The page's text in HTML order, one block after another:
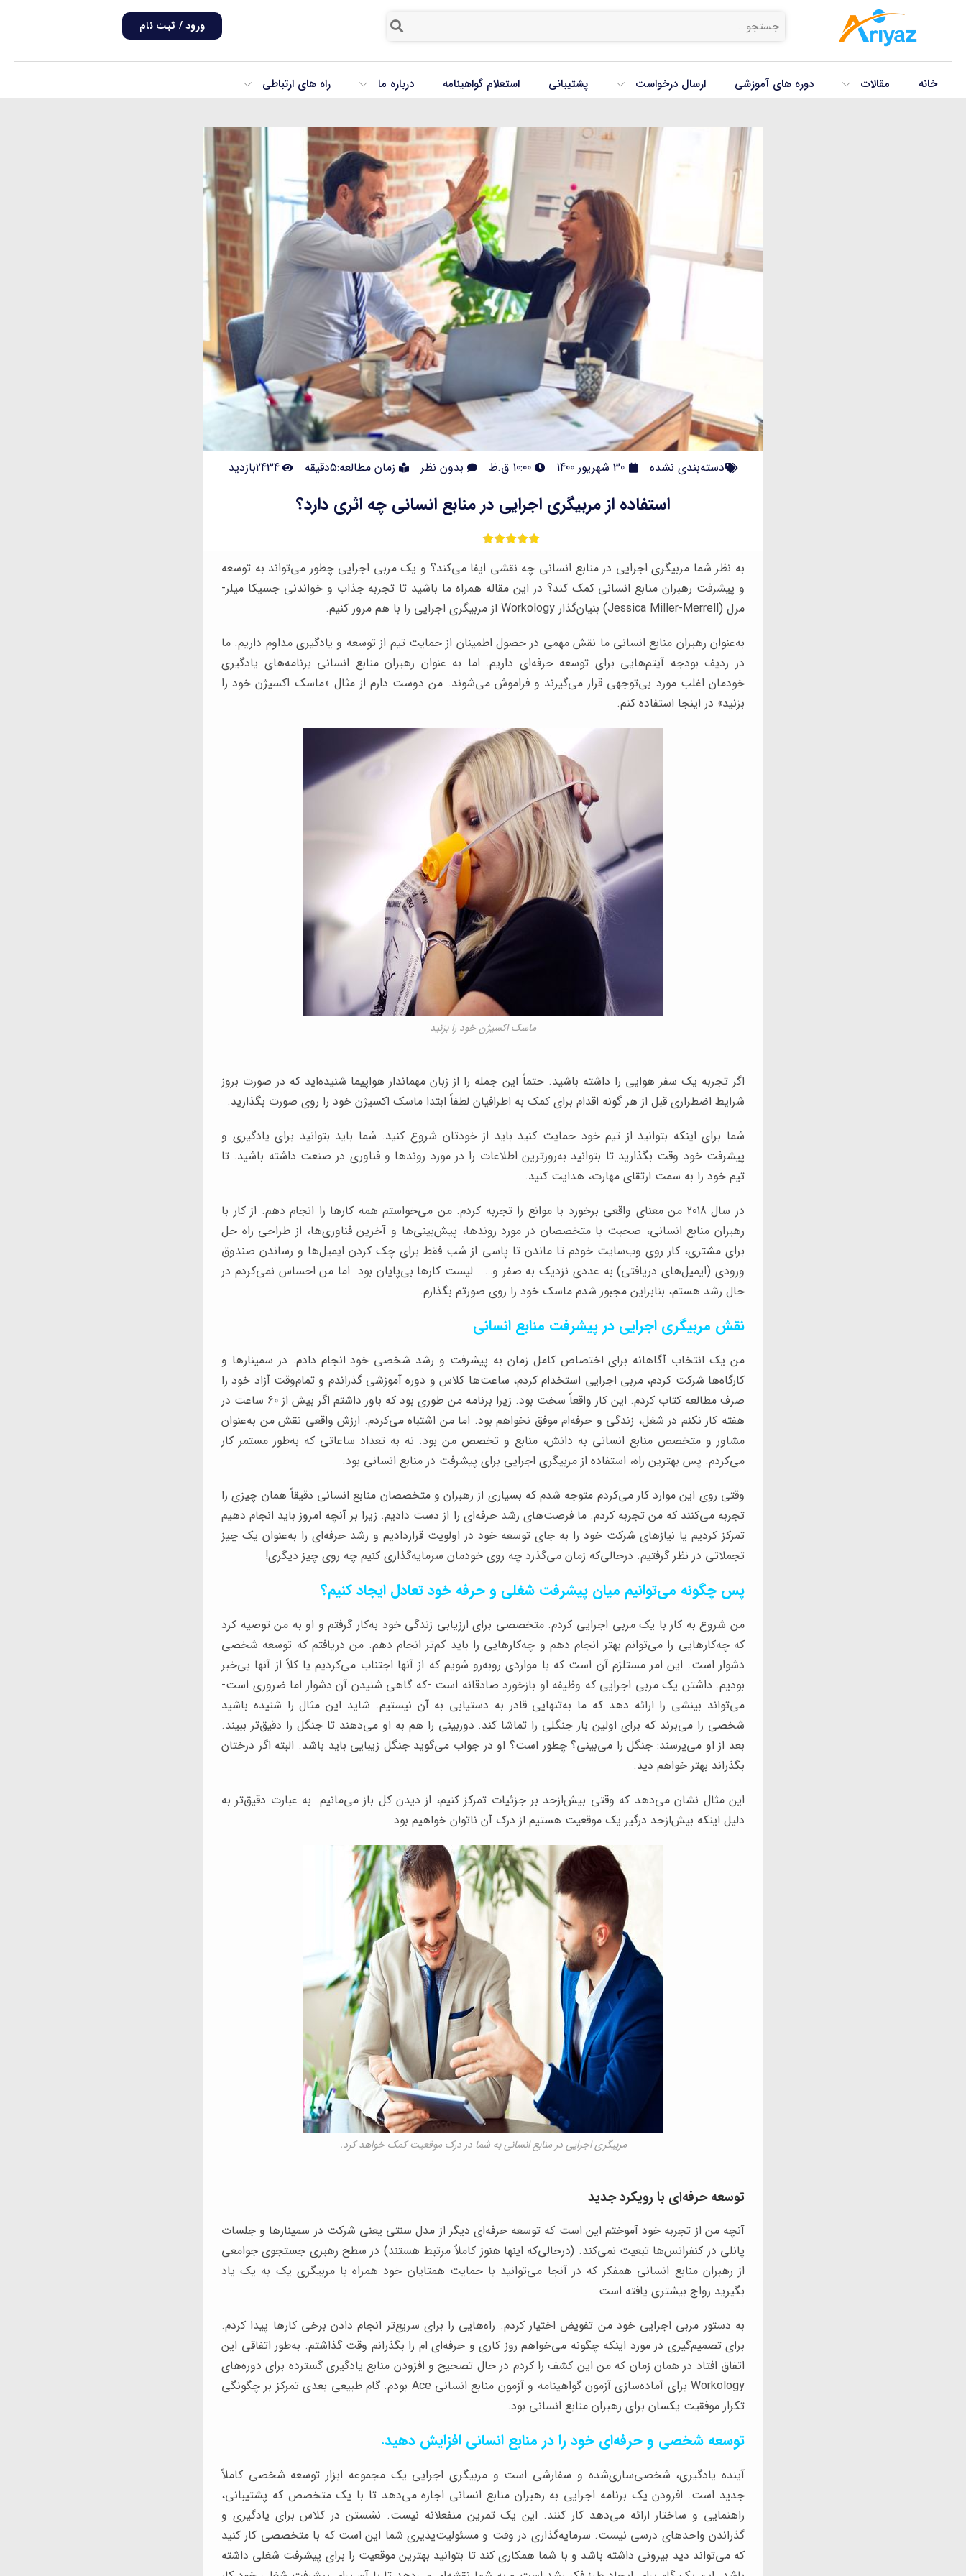
ورود / ثبت نام
خانه مقالات دوره های آموزشی ارسال درخواست پشتیبانی استعلام گواهینامه درباره ما راه های ارتباطی
دسته‌بندی نشده 30 شهریور 1400 10:00 ق.ظ بدون نظر زمان مطالعه:5دقیقه 2434بازدید
استفاده از مربیگری اجرایی در منابع انسانی چه اثری دارد؟
به نظر شما مربیگری اجرایی در منابع انسانی چه نقشی ایفا می‌کند؟ و یک مربی اجرایی چطور می‌تواند به توسعه
و پیشرفت رهبران منابع انسانی کمک کند؟ در این مقاله همراه ما باشید تا تجربه جذاب و خواندنی جسیکا میلر-
مرل (Jessica Miller-Merrell) بنیان‌گذار Workology از مربیگری اجرایی را با هم مرور کنیم.
به‌عنوان رهبران منابع انسانی ما نقش مهمی در حصول اطمینان از حمایت تیم از توسعه و یادگیری مداوم داریم. ما
در ردیف بودجه آیتم‌هایی برای توسعه حرفه‌ای داریم. اما به عنوان رهبران منابع انسانی برنامه‌های یادگیری
خودمان اغلب مورد بی‌توجهی قرار می‌گیرند و فراموش می‌شوند. من دوست دارم از مثال «ماسک اکسیژن خود را
بزنید» در اینجا استفاده کنم.
ماسک اکسیژن خود را بزنید
اگر تجربه یک سفر هوایی را داشته باشید. حتماً این جمله را از زبان مهماندار هواپیما شنیده‌اید که در صورت بروز
شرایط اضطراری قبل از هر گونه اقدام برای کمک به اطرافیان لطفاً ابتدا ماسک اکسیژن خود را روی صورت بگذارید.
شما برای اینکه بتوانید از تیم خود حمایت کنید باید از خودتان شروع کنید. شما باید بتوانید برای یادگیری و
پیشرفت خود وقت بگذارید تا بتوانید به‌روزترین اطلاعات را در مورد روندها و فناوری در صنعت داشته باشید. تا
تیم خود را به سمت ارتقای مهارت، هدایت کنید.
در سال 2018 من معنای واقعی برخورد با موانع را تجربه کردم. من می‌خواستم همه کارها را انجام دهم. از کار با
رهبران منابع انسانی، صحبت با متخصصان در مورد روندها، پیش‌بینی‌ها و آخرین فناوری‌ها، از طراحی راه حل
برای مشتری، کار روی وب‌سایت خودم تا ماندن تا پاسی از شب فقط برای چک کردن ایمیل‌ها و رساندن صندوق
ورودی (ایمیل‌های دریافتی) به عددی نزدیک به صفر و… . لیست کارها بی‌پایان بود. اما من احساس نمی‌کردم در
حال رشد هستم، بنابراین مجبور شدم ماسک خود را روی صورتم بگذارم.
نقش مربیگری اجرایی در پیشرفت منابع انسانی
من یک انتخاب آگاهانه برای اختصاص کامل زمان به پیشرفت و رشد شخصی خود انجام دادم. در سمینارها و
کارگاه‌ها شرکت کردم، مربی اجرایی استخدام کردم، ساعت‌ها کلاس و دوره آموزشی گذراندم و تمام‌وقت آزاد خود را
صرف مطالعه کتاب کردم. این کار واقعاً سخت بود. زیرا برنامه من طوری بود که باور داشتم اگر بیش از 60 ساعت در
هفته کار نکنم در شغل، زندگی و حرفه‌ام موفق نخواهم بود. اما من اشتباه می‌کردم. ارزش واقعی نقش من به‌عنوان
مشاور و متخصص منابع انسانی به دانش، منابع و تخصص من بود. نه به تعداد ساعاتی که به‌طور مستمر کار
می‌کردم. پس بهترین راه، استفاده از مربیگری اجرایی برای پیشرفت در منابع انسانی بود.
وقتی روی این موارد کار می‌کردم متوجه شدم که بسیاری از رهبران و متخصصان منابع انسانی دقیقاً همان چیزی را
تجربه می‌کنند که من تجربه کردم. ما فرصت‌های رشد حرفه‌ای را از دست دادیم. زیرا بر آنچه امروز باید انجام دهیم
تمرکز کردیم یا نیازهای شرکت خود را به جای توسعه خود در اولویت قراردادیم و رشد حرفه‌ای را به‌عنوان یک چیز
تجملاتی در نظر گرفتیم. درحالی‌که زمان می‌گذرد چه روی خودمان سرمایه‌گذاری کنیم چه روی چیز دیگری!
پس چگونه می‌توانیم میان پیشرفت شغلی و حرفه خود تعادل ایجاد کنیم؟
من شروع به کار با یک مربی اجرایی کردم. متخصصی برای ارزیابی زندگی خود به‌کار گرفتم و او به من توصیه کرد
که چه‌کارهایی را می‌توانم بهتر انجام دهم و چه‌کارهایی را باید کم‌تر انجام دهم. من دریافتم که توسعه شخصی
دشوار است. این امر مستلزم آن است که با مواردی روبه‌رو شویم که از آنها اجتناب می‌کردیم یا کلاً از آنها بی‌خبر
بودیم. داشتن یک مربی اجرایی که وظیفه او بازخورد صادقانه است -که گاهی شنیدن آن دشوار اما ضروری است-
می‌تواند بینشی را ارائه دهد که ما به‌تنهایی قادر به دستیابی به آن نیستیم. شاید این مثال را شنیده باشید
شخصی را می‌برند که برای اولین بار جنگلی را تماشا کند. دوربینی را هم به او می‌دهند تا جنگل را دقیق‌تر ببیند.
بعد از او می‌پرسند: جنگل را می‌بینی؟ چطور است؟ او در جواب می‌گوید جنگل زیبایی باید باشد. البته اگر درختان
بگذراند بهتر خواهم دید.
این مثال نشان می‌دهد که وقتی بیش‌ازحد بر جزئیات تمرکز کنیم، از دیدن کل باز می‌مانیم. به عبارت دقیق‌تر به
دلیل اینکه بیش‌ازحد درگیر یک موقعیت هستیم از درک آن ناتوان خواهیم بود.
مربیگری اجرایی در منابع انسانی به شما در درک موقعیت کمک خواهد کرد.
توسعه حرفه‌ای با رویکرد جدید
آنچه من از تجربه خود آموختم این است که توسعه حرفه‌ای دیگر از مدل سنتی یعنی شرکت در سمینارها و جلسات
پانلی در کنفرانس‌ها تبعیت نمی‌کند. (درحالی‌که اینها هنوز کاملاً مرتبط هستند) در سطح رهبری جستجوی جوامعی
از رهبران منابع انسانی همفکر که در آنجا می‌توانید با حمایت همتایان خود همراه با مربیگری یک به یک یاد
بگیرید رواج بیشتری یافته است.
به دستور مربی اجرایی خود من تفویض اختیار کردم. راه‌هایی را برای سریع‌تر انجام دادن برخی کارها پیدا کردم.
برای تصمیم‌گیری در مورد اینکه چگونه می‌خواهم روز کاری و حرفه‌ای ام را بگذرانم وقت گذاشتم. به‌طور اتفاقی این
اتفاق افتاد در همان زمان که من این کشف را کردم در حال تصحیح و افزودن منابع یادگیری گسترده برای دوره‌های
Workology برای آماده‌سازی آزمون گواهینامه و آزمون منابع انسانی Ace بودم. گام طبیعی بعدی تمرکز بر چگونگی
تکرار موفقیت یکسان برای رهبران منابع انسانی بود.
توسعه شخصی و حرفه‌ای خود را در منابع انسانی افزایش دهید.
آینده یادگیری، شخصی‌سازی‌شده و سفارشی است و مربیگری اجرایی یک مجموعه ابزار توسعه شخصی کاملاً
جدید است. افزودن یک برنامه اجرایی به رهبران منابع انسانی اجازه می‌دهد تا با یک متخصص که پشتیبانی،
راهنمایی و ساختار ارائه می‌دهد کار کنند. این یک تمرین منفعلانه نیست. نشستن در کلاس برای یادگیری و
گذراندن واحدهای درسی نیست. سرمایه‌گذاری در وقت و مسئولیت‌پذیری شما این است که با متخصصی کار کنید
که می‌تواند دید بیرونی داشته باشد و با شما همکاری کند تا بتوانید بهترین موقعیت را برای پیشرفت شغلی داشته